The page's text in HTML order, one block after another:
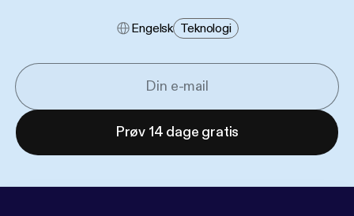
Engelsk Teknologi
Prøv 14 dage gratis